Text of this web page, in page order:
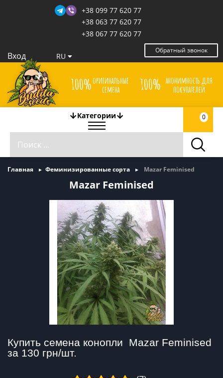
+38 099 77 620 77
+38 063 77 620 77
+38 067 77 620 77
Обратный звонок
Вход RU
100%оригинальные
семена
100% анонимность для
покупателей
Категории 0
Главная Феминизированные сорта Mazar Feminised
Mazar Feminised
Купить семена конопли  Mazar Feminised
за 130 грн/шт.